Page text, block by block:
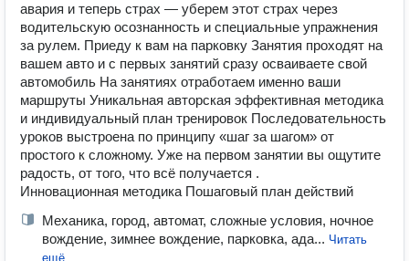
авария и теперь страх — уберем этот страх через
водительскую осознанность и специальные упражнения
за рулем. Приеду к вам на парковку Занятия проходят на
вашем авто и с первых занятий сразу осваиваете свой
автомобиль На занятиях отработаем именно ваши
маршруты Уникальная авторская эффективная методика
и индивидуальный план тренировок Последовательность
уроков выстроена по принципу «шаг за шагом» от
простого к сложному. Уже на первом занятии вы ощутите
радость, от того, что всё получается .
Инновационная методика Пошаговый план действий
Механика, город, автомат, сложные условия, ночное
вождение, зимнее вождение, парковка, ада... Читать
ещё